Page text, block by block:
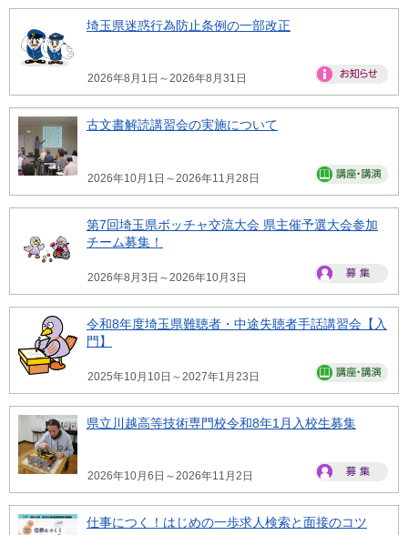
埼玉県迷惑行為防止条例の一部改正
2026年8月1日～2026年8月31日
古文書解読講習会の実施について
2026年10月1日～2026年11月28日
第7回埼玉県ボッチャ交流大会 県主催予選大会参加
チーム募集！
2026年8月3日～2026年10月3日
令和8年度埼玉県難聴者・中途失聴者手話講習会【入
門】
2025年10月10日～2027年1月23日
県立川越高等技術専門校令和8年1月入校生募集
2026年10月6日～2026年11月2日
仕事につく！はじめの一歩求人検索と面接のコツ